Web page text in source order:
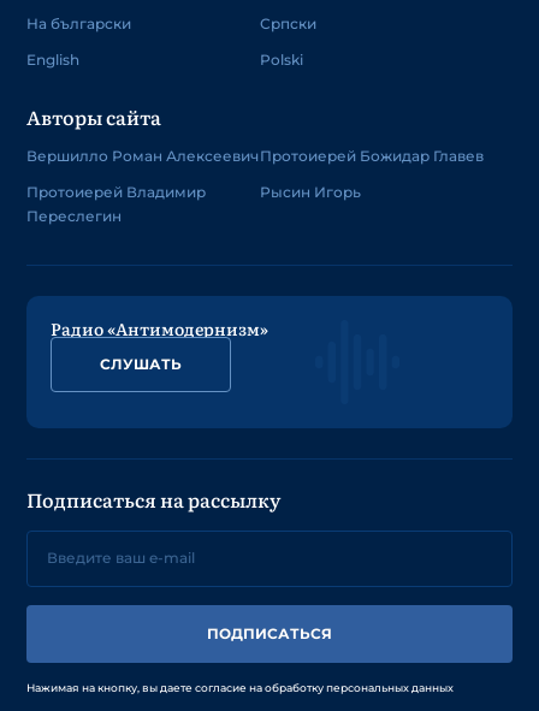
На български
English
Српски
Polski
Авторы сайта
Вершилло Роман Алексеевич
Протоиерей Владимир
Переслегин
Протоиерей Божидар Главев
Рысин Игорь
Радио «Антимодернизм»
СЛУШАТЬ
Подписаться на рассылку
ПОДПИСАТЬСЯ
Нажимая на кнопку, вы даете согласие на обработку персональных данных